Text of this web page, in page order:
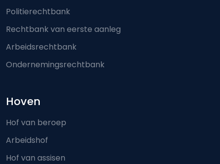
Politierechtbank
Rechtbank van eerste aanleg
Arbeidsrechtbank
Ondernemingsrechtbank
Hoven
Hof van beroep
Arbeidshof
Hof van assisen